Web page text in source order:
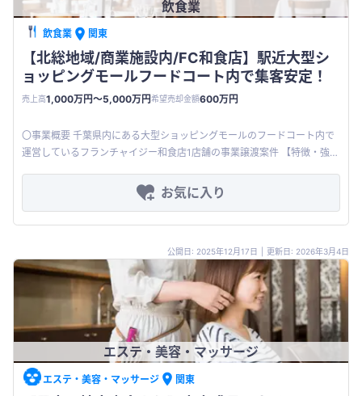
飲食業
飲食業 関東
【北総地域/商業施設内/FC和食店】駅近大型シ
ョッピングモールフードコート内で集客安定！
売上高1,000万円〜5,000万円希望売却金額600万円
〇事業概要 千葉県内にある大型ショッピングモールのフードコート内で
運営しているフランチャイジー和食店1店舗の事業譲渡案件 【特徴・強
お気に入り
公開日: 2025年12月17日 更新日: 2026年3月4日
エステ・美容・マッサージ
エステ・美容・マッサージ 関東